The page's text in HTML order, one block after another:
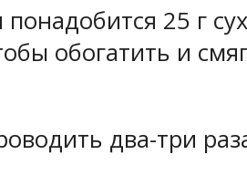
25 г
обогатить и
два-три